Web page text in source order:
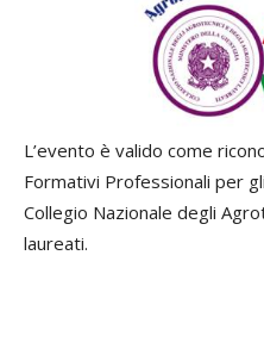
L’evento è valido come
Formativi Professionali per
Collegio Nazionale degli
laureati.